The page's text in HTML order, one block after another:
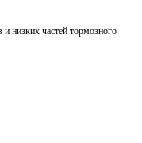
низких частей тормозного